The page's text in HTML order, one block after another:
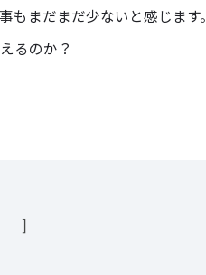
まだまだ少ないと感じます。
るのか？